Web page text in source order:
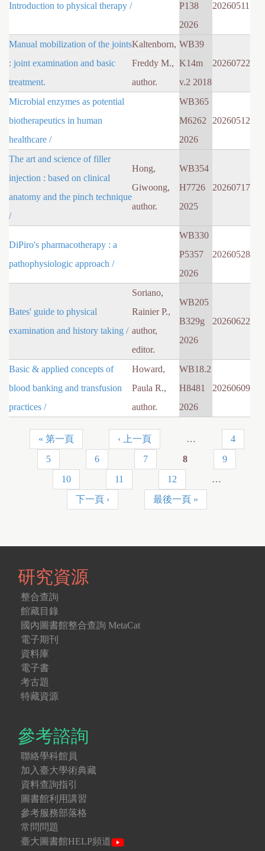
Introduction to physical therapy /
P138
2026
20260511
Manual mobilization of the joints
: joint examination and basic
treatment.
Kaltenborn,
Freddy M.,
author.
WB39
K14m
v.2 2018
20260722
Microbial enzymes as potential
biotherapeutics in human
healthcare /
WB365
M6262
2026
20260512
The art and science of filler
injection : based on clinical
anatomy and the pinch technique
/
Hong,
Giwoong,
author.
WB354
H7726
2025
20260717
DiPiro's pharmacotherapy : a
pathophysiologic approach /
WB330
P5357
2026
20260528
Bates' guide to physical
examination and history taking /
Soriano,
Rainier P.,
author,
editor.
WB205
B329g
2026
20260622
Basic & applied concepts of
blood banking and transfusion
practices /
Howard,
Paula R.,
author.
WB18.2
H8481
2026
20260609
« 第一頁 ‹ 上一頁 …
4
5
6 7 8
9
10
11 12
…
下一頁 ›
最後一頁 »
研究資源
整合查詢
館藏目錄
國內圖書館整合查詢 MetaCat
電子期刊
資料庫
電子書
考古題
特藏資源
參考諮詢
聯絡學科館員
加入臺大學術典藏
資料查詢指引
圖書館利用講習
參考服務部落格
常問問題
臺大圖書館HELP頻道